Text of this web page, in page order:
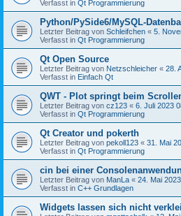
Verfasst in Qt Programmierung
Python/PySide6/MySQL-
Letzter Beitrag von Schleifchen « 5.
Verfasst in Qt Programmierung
Qt Open Source
Letzter Beitrag von Netzschleicher « 28.
Verfasst in Einfach Qt
QWT - Plot springt beim
Letzter Beitrag von cz123 « 6. Juli 2023
Verfasst in Qt Programmierung
Qt Creator und pokerth
Letzter Beitrag von pekoll123 « 31. Mai
Verfasst in Qt Programmierung
cin bei einer
Letzter Beitrag von ManLa « 24. Mai
Verfasst in C++ Grundlagen
Widgets lassen sich nicht